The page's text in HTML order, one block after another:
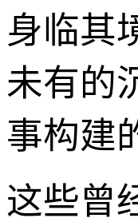
身临其
未有的
事构建
这些曾